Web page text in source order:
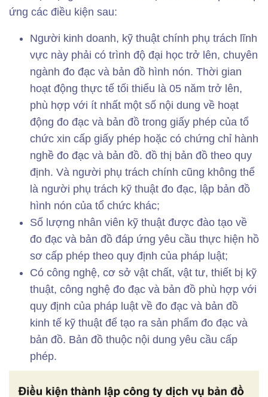
ứng các điều kiện sau:
Người kinh doanh, kỹ thuật chính phụ trách lĩnh
vực này phải có trình độ đại học trở lên, chuyên
ngành đo đạc và bản đồ hình nón. Thời gian
hoạt động thực tế tối thiểu là 05 năm trở lên,
phù hợp với ít nhất một số nội dung về hoạt
động đo đạc và bản đồ trong giấy phép của tổ
chức xin cấp giấy phép hoặc có chứng chỉ hành
nghề đo đạc và bản đồ. đồ thị bản đồ theo quy
định. Và người phụ trách chính cũng không thể
là người phụ trách kỹ thuật đo đạc, lập bản đồ
hình nón của tổ chức khác;
Số lượng nhân viên kỹ thuật được đào tạo về
đo đạc và bản đồ đáp ứng yêu cầu thực hiện hồ
sơ cấp phép theo quy định của pháp luật;
Có công nghệ, cơ sở vật chất, vật tư, thiết bị kỹ
thuật, công nghệ đo đạc và bản đồ phù hợp với
quy định của pháp luật về đo đạc và bản đồ
kinh tế kỹ thuật để tạo ra sản phẩm đo đạc và
bản đồ. Bản đồ thuộc nội dung yêu cầu cấp
phép.